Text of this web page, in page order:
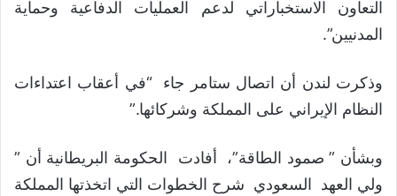
التعاون الاستخباراتي لدعم العمليات الدفاعية وحماية
المدنيين”.
وذكرت لندن أن اتصال ستامر جاء “في أعقاب اعتداءات
النظام الإيراني على المملكة وشركائها.”
وبشأن ” صمود الطاقة”، أفادت الحكومة البريطانية أن ”
ولي العهد السعودي شرح الخطوات التي اتخذتها المملكة